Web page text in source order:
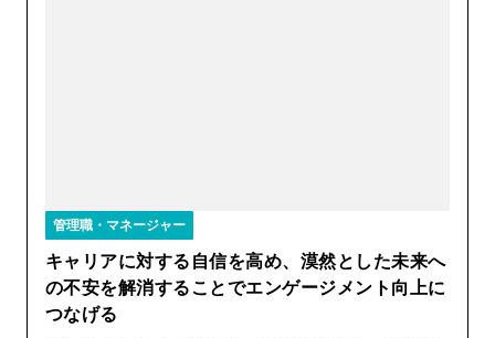
管理職・マネージャー
キャリアに対する自信を高め、漠然とした未来へ
の不安を解消することでエンゲージメント向上に
つなげる